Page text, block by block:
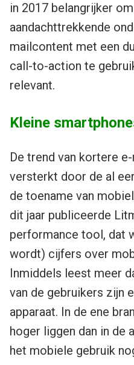
in 2017 belangrijker
aandachttrekkende
mailcontent met een
call-to-action te
relevant.
Kleine
De trend van kortere
versterkt door de al
de toename van
dit jaar publiceerde
performance tool, dat
wordt) cijfers over
Inmiddels leest meer
van de gebruikers zijn
apparaat. In de ene
hoger liggen dan in de
het mobiele gebruik